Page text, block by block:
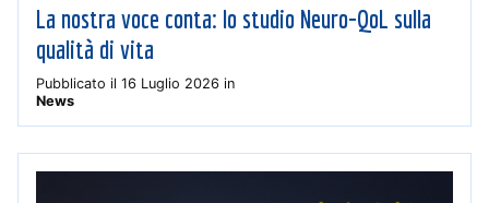
La nostra voce conta: lo studio Neuro-QoL sulla
qualità di vita
Pubblicato il 16 Luglio 2026 in
News